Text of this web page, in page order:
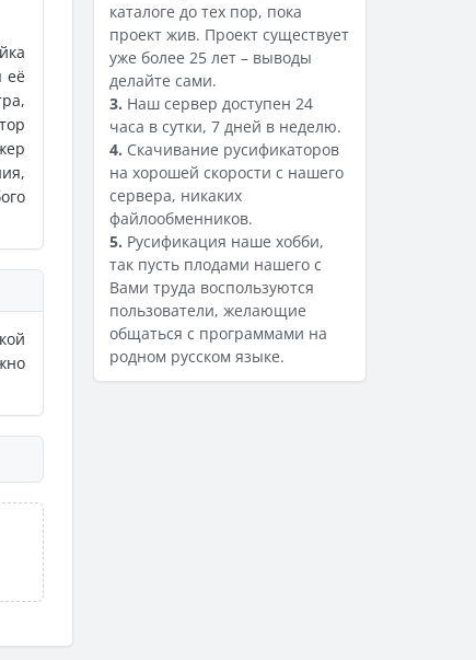
её
каталоге до тех пор, пока
проект жив. Проект существует
уже более 25 лет – выводы
делайте сами.
3. Наш сервер доступен 24
часа в сутки, 7 дней в неделю.
4. Скачивание русификаторов
на хорошей скорости с нашего
сервера, никаких
файлообменников.
5. Русификация наше хобби,
так пусть плодами нашего с
Вами труда воспользуются
пользователи, желающие
общаться с программами на
родном русском языке.